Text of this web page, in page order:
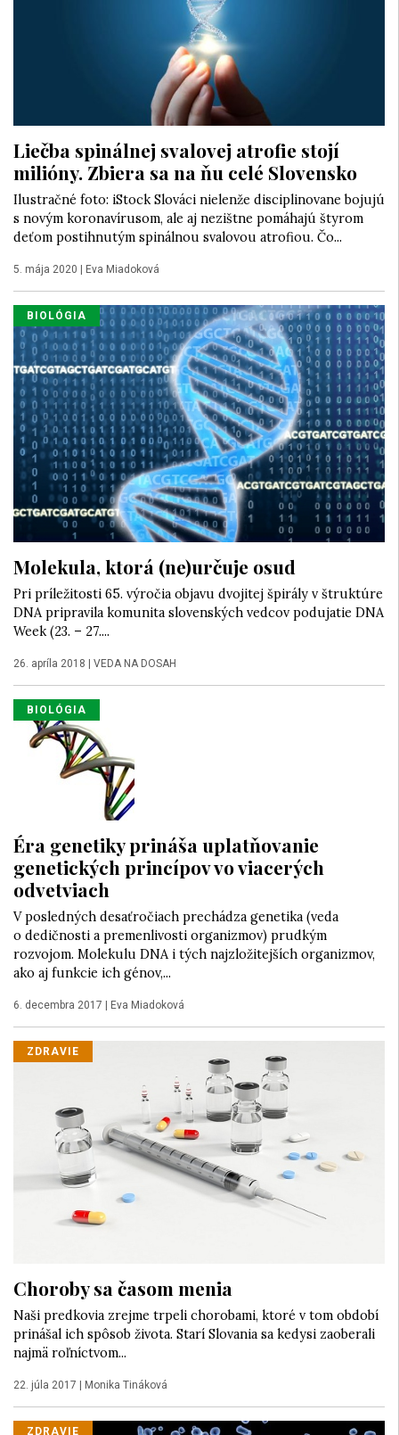
Liečba spinálnej svalovej atrofie stojí
milióny. Zbiera sa na ňu celé Slovensko
Ilustračné foto: iStock Slováci nielenže disciplinovane bojujú
s novým koronavírusom, ale aj nezištne pomáhajú štyrom
deťom postihnutým spinálnou svalovou atrofiou. Čo...
5. mája 2020 | Eva Miadoková
BIOLÓGIA
Molekula, ktorá (ne)určuje osud
Pri príležitosti 65. výročia objavu dvojitej špirály v štruktúre
DNA pripravila komunita slovenských vedcov podujatie DNA
Week (23. – 27....
26. apríla 2018 | VEDA NA DOSAH
BIOLÓGIA
Éra genetiky prináša uplatňovanie
genetických princípov vo viacerých
odvetviach
V posledných desaťročiach prechádza genetika (veda
o dedičnosti a premenlivosti organizmov) prudkým
rozvojom. Molekulu DNA i tých najzložitejších organizmov,
ako aj funkcie ich génov,...
6. decembra 2017 | Eva Miadoková
ZDRAVIE
Choroby sa časom menia
Naši predkovia zrejme trpeli chorobami, ktoré v tom období
prinášal ich spôsob života. Starí Slovania sa kedysi zaoberali
najmä roľníctvom...
22. júla 2017 | Monika Tináková
ZDRAVIE